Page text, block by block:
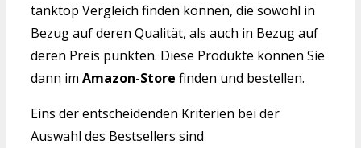
tanktop Vergleich finden können, die sowohl in
Bezug auf deren Qualität, als auch in Bezug auf
deren Preis punkten. Diese Produkte können Sie
dann im Amazon-Store finden und bestellen.
Eins der entscheidenden Kriterien bei der
Auswahl des Bestsellers sind